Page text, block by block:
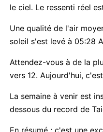
le ciel. Le ressenti réel
Une qualité de l'air
soleil s'est levé à 05:28
Attendez-vous à de la
vers 12. Aujourd'hui,
La semaine à venir est
dessous du record de